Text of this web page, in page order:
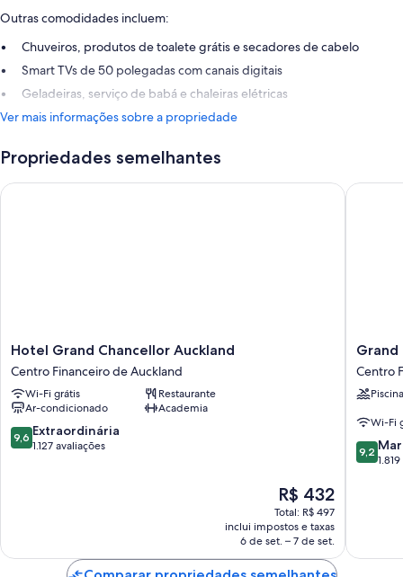
Outras comodidades incluem:
Chuveiros, produtos de toalete grátis e secadores de cabelo
Smart TVs de 50 polegadas com canais digitais
Geladeiras, serviço de babá e chaleiras elétricas
Ver mais informações sobre a propriedade
Propriedades semelhantes
Hotel
Grand
Chancellor
Auckland
Centro
Financeiro
de
Hotel Grand Chancellor Auckland
Centro Financeiro de Auckland
Wi-Fi grátis
Restaurante
Ar-condicionado
Academia
9.6
de
9,6 Extraordinária
1.127 avaliações
O
preço
é
de
R$ 432
R$ 432
Total: R$ 497
inclui impostos e taxas
6 de set. – 7 de set.
Hotel Grand Chancellor Auckland
Grand
Centro
de
Grand
Centro
Piscina
Wi-Fi
9.2
de
9,2
Grand